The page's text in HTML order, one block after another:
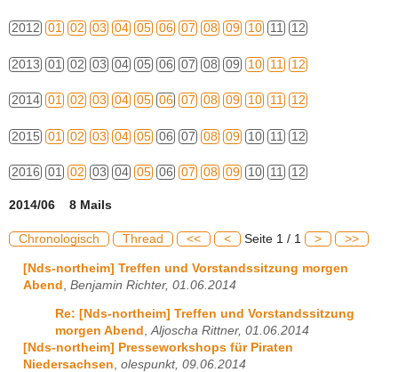
2012 01 02 03 04 05 06 07 08 09 10 11 12
2013 01 02 03 04 05 06 07 08 09 10 11 12
2014 01 02 03 04 05 06 07 08 09 10 11 12
2015 01 02 03 04 05 06 07 08 09 10 11 12
2016 01 02 03 04 05 06 07 08 09 10 11 12
2014/06 8 Mails
Chronologisch Thread << < Seite 1 / 1 > >>
[Nds-northeim] Treffen und Vorstandssitzung morgen
Abend Benjamin Richter, 01.06.2014
Re: [Nds-northeim] Treffen und Vorstandssitzung
morgen Abend ,Aljoscha Rittner, 01.06.2014
[Nds-northeim] Presseworkshops für Piraten
Niedersachsen, olespunkt, 09.06.2014